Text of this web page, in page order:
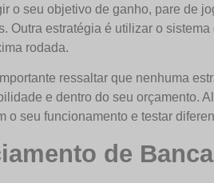
o seu objetivo de ganho, pare de
Outra estratégia é utilizar o
rodada.
ressaltar que nenhuma
e dentro do seu orçamento.
o seu funcionamento e testar
de